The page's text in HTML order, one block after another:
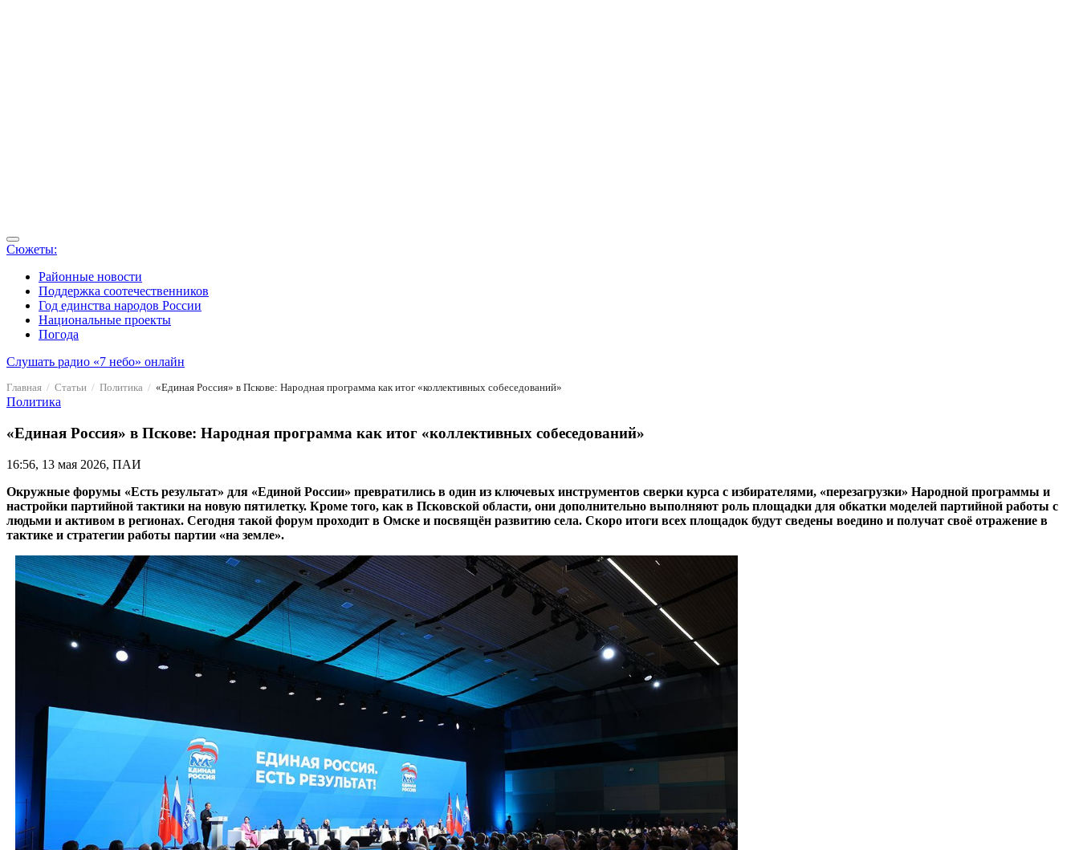
Сюжеты:
Районные новости
Поддержка соотечественников
Год единства народов России
Национальные проекты
Погода
Слушать радио «7 небо» онлайн
Главная Статьи Политика «Единая Россия» в Пскове: Народная программа как итог «коллективных собеседований»
Политика
«Единая Россия» в Пскове: Народная программа как итог «коллективных собеседований»
16:56, 13 мая 2026, ПАИ
Окружные форумы «Есть результат» для «Единой России» превратились в один из ключевых инструментов сверки курса с избирателями, «перезагрузки» Народной программы и
настройки партийной тактики на новую пятилетку. Кроме того, как в Псковской области, они дополнительно выполняют роль площадки для обкатки моделей партийной работы с
людьми и активом в регионах. Сегодня такой форум проходит в Омске и посвящён развитию села. Скоро итоги всех площадок будут сведены воедино и получат своё отражение в
тактике и стратегии работы партии «на земле».